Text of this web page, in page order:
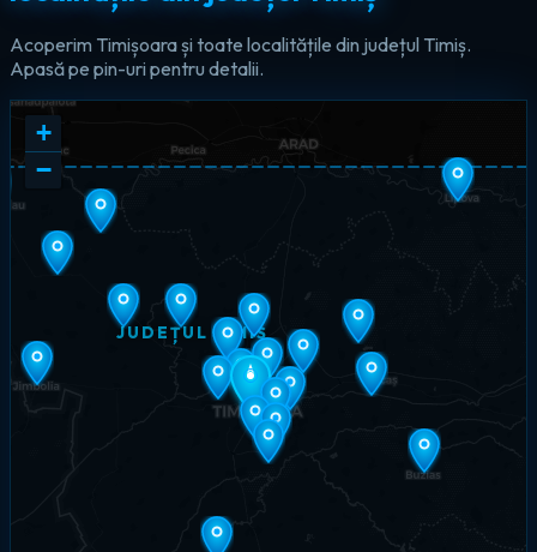
Acoperim Timișoara și toate localitățile din județul Timiș.
Apasă pe pin-uri pentru detalii.
JUDEȚUL TIMIȘ
+
−